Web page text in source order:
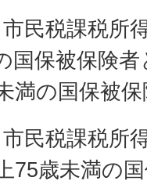
民税課税所
国保被保険
満の国保被
民税課税所
75歳未満の